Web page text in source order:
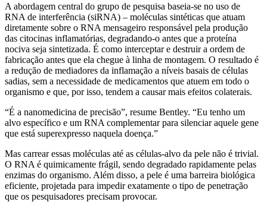
A abordagem central do grupo de pesquisa baseia-se no uso de
RNA de interferência (siRNA) – moléculas sintéticas que atuam
diretamente sobre o RNA mensageiro responsável pela produção
das citocinas inflamatórias, degradando-o antes que a proteína
nociva seja sintetizada. É como interceptar e destruir a ordem de
fabricação antes que ela chegue à linha de montagem. O resultado é
a redução de mediadores da inflamação a níveis basais de células
sadias, sem a necessidade de medicamentos que atuem em todo o
organismo e que, por isso, tendem a causar mais efeitos colaterais.
“É a nanomedicina de precisão”, resume Bentley. “Eu tenho um
alvo específico e um RNA complementar para silenciar aquele gene
que está superexpresso naquela doença.”
Mas carrear essas moléculas até as células-alvo da pele não é trivial.
O RNA é quimicamente frágil, sendo degradado rapidamente pelas
enzimas do organismo. Além disso, a pele é uma barreira biológica
eficiente, projetada para impedir exatamente o tipo de penetração
que os pesquisadores precisam provocar.